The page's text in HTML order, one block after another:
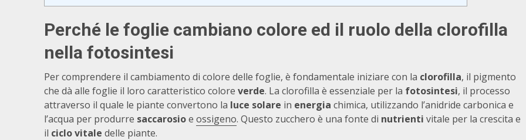
Perché le foglie cambiano colore ed il ruolo della clorofilla
nella fotosintesi
Per comprendere il cambiamento di colore delle foglie, è fondamentale iniziare con la clorofilla, il pigmento
che dà alle foglie il loro caratteristico colore verde. La clorofilla è essenziale per la fotosintesi, il processo
attraverso il quale le piante convertono la luce solare in energia chimica, utilizzando l’anidride carbonica e
l’acqua per produrre saccarosioe ossigeno. Questo zucchero è una fonte di nutrienti vitale per la crescita e
il ciclo vitale delle piante.